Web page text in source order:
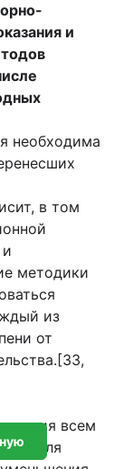
и
необходима
в том
методики
из
от
всем
для